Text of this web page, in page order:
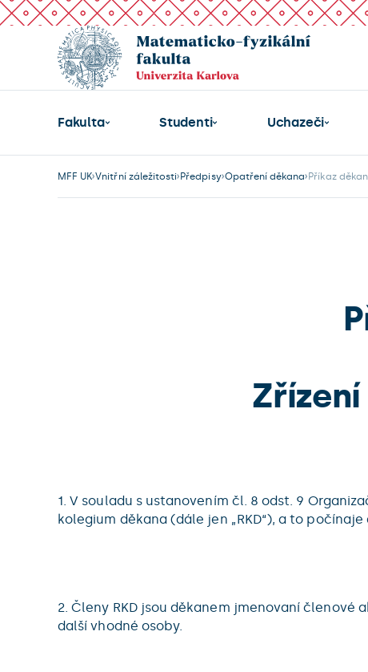
Fakulta Studenti Uchazeči
MFF UK Vnitřní záležitosti Předpisy Opatření děkana Příkaz
1. V souladu s ustanovením čl. 8 odst. 9
kolegium děkana (dále jen „RKD“), a to
2. Členy RKD jsou děkanem jmenovaní
další vhodné osoby.